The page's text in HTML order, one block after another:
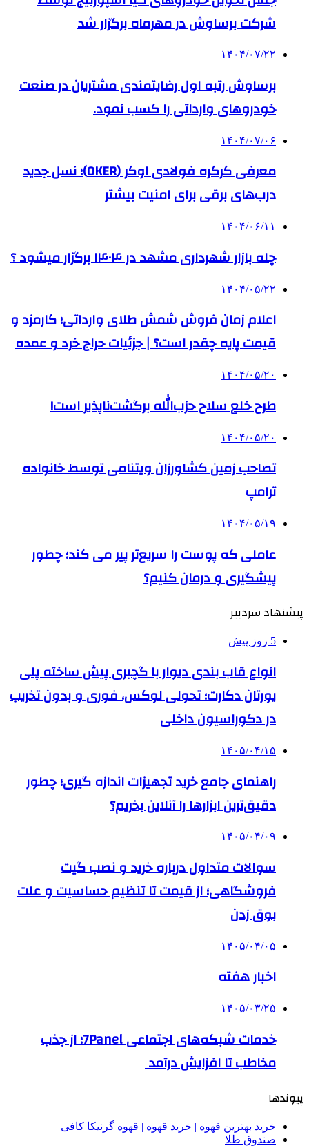
شرکت برساوش در مهرماه برگزار شد
۱۴۰۴/۰۷/۲۲
برساوش رتبه اول رضایتمندی مشتریان در صنعت
خودروهای وارداتی را کسب نمود.
۱۴۰۴/۰۷/۰۶
معرفی کرکره فولادی اوکر (OKER)؛ نسل جدید
درب‌های برقی برای امنیت بیشتر
۱۴۰۴/۰۶/۱۱
چله بازار شهرداری مشهد در ۱۴۰۴ برگزار میشود ؟
۱۴۰۴/۰۵/۲۲
اعلام زمان فروش شمش طلای وارداتی؛ کارمزد و
قیمت پایه چقدر است؟ | جزئیات حراج خرد و عمده
۱۴۰۴/۰۵/۲۰
طرح خلع سلاح حزب‌الله برگشت‌ناپذیر است!
۱۴۰۴/۰۵/۲۰
تصاحب زمین کشاورزان ویتنامی توسط خانواده
ترامپ
۱۴۰۴/۰۵/۱۹
عاملی که پوست را سریع‌تر پیر می کند؛ چطور
پیشگیری و درمان کنیم؟
پیشنهاد سردبیر
5 روز پیش
انواع قاب بندی دیوار با گچبری پیش ساخته پلی
یورتان دکارت؛ تحولی لوکس، فوری و بدون تخریب
در دکوراسیون داخلی
۱۴۰۵/۰۴/۱۵
راهنمای جامع خرید تجهیزات اندازه گیری؛ چطور
دقیق‌ترین ابزارها را آنلاین بخریم؟
۱۴۰۵/۰۴/۰۹
سوالات متداول درباره خرید و نصب گیت
فروشگاهی؛ از قیمت تا تنظیم حساسیت و علت
بوق زدن
۱۴۰۵/۰۴/۰۵
اخبار هفته
۱۴۰۵/۰۳/۲۵
خدمات شبکه‌های اجتماعی 7Panel؛ از جذب
مخاطب تا افزایش درآمد
پیوندها
خرید بهترین قهوه | خرید قهوه | قهوه گرنیکا کافی
صندوق طلا